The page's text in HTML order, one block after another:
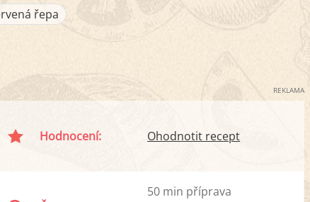
řepa
REKLAMA
Hodnocení: Ohodnotit recept
50 min příprava